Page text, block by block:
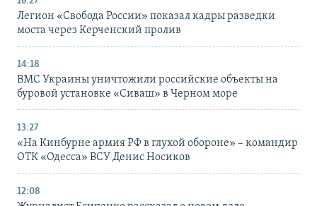
Легион «Свобода России» показал кадры разведки
моста через Керченский пролив
14:18
ВМС Украины уничтожили российские объекты на
буровой установке «Сиваш» в Черном море
13:27
«На Кинбурне армия РФ в глухой обороне» – командир
ОТК «Одесса» ВСУ Денис Носиков
12:08